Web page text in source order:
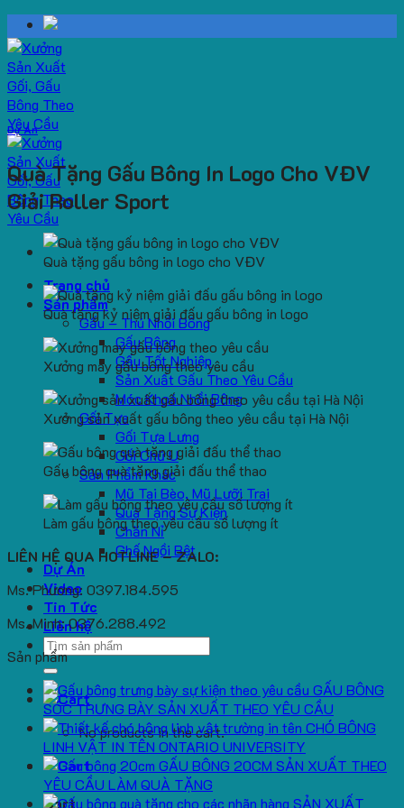
Skip
to
content
Trang chủ
Sản phẩm
Gấu – Thú Nhồi Bông
Gấu Bông
Gấu Tốt Nghiệp
Sản Xuất Gấu Theo Yêu Cầu
Móc Khoá Nhồi Bông
Gối Tựa
Gối Tựa Lưng
Gối Chữ U
Sản Phẩm Khác
Mũ Tai Bèo, Mũ Lưỡi Trai
Quà Tặng Sự Kiện
Chăn Nỉ
Ghế Ngồi Bệt
Dự Án
Video
Tin Tức
Liên hệ
Search
for:
No products in the cart.
Cart
Dự Án
Quà Tặng Gấu Bông In Logo Cho VĐV
Giải Roller Sport
Quà tặng gấu bông in logo cho VĐV
Quà tặng kỷ niệm giải đấu gấu bông in logo
Xưởng may gấu bông theo yêu cầu
Xưởng sản xuất gấu bông theo yêu cầu tại Hà Nội
Gấu bông quà tặng giải đấu thể thao
Làm gấu bông theo yêu cầu số lượng ít
LIÊN HỆ QUA HOTLINE – ZALO:
Ms. Phương: 0397.184.595
Ms. Minh: 0376.288.492
Sản phẩm
GẤU BÔNG
SÓC TRƯNG BÀY SẢN XUẤT THEO YÊU CẦU
CHÓ BÔNG
LINH VẬT IN TÊN ONTARIO UNIVERSITY
GẤU BÔNG 20CM SẢN XUẤT THEO
YÊU CẦU LÀM QUÀ TẶNG
SẢN XUẤT